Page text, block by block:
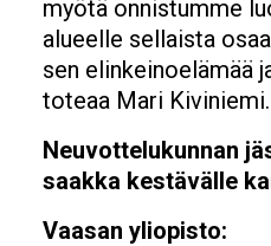
myötä onnistumme
alueelle sellaista
sen elinkeinoelämää
toteaa Mari Kiviniemi.
Neuvottelukunnan
saakka kestävälle
Vaasan yliopisto: